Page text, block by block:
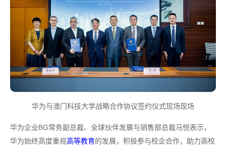
华为与澳门科技大学战略合作协议签约仪式现场现场
华为企业BG常务副总裁、全球伙伴发展与销售部总裁马悦表示，
华为始终高度重视高等教育的发展，积极参与校企合作，助力高校